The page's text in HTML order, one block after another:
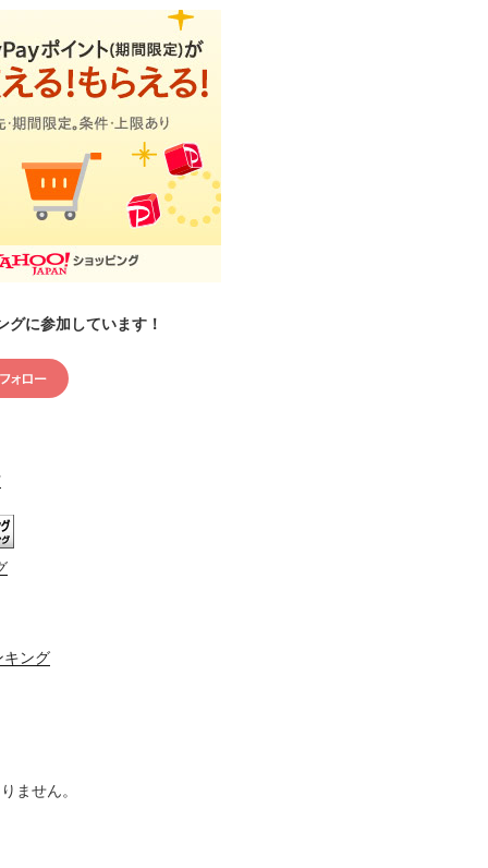
グに参加しています！
キング
ません。